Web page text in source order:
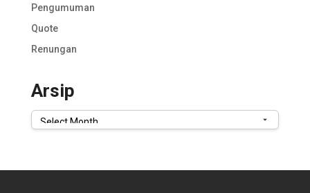
Pengumuman
Quote
Renungan
Arsip
Arsip